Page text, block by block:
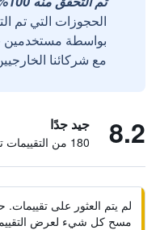
الحجوزات التي تم
مع شركائنا
8.2 جيد جدًا
180 من التقييمات تم التحقق منها
لم يتم العثور على
مسح كل شيء لعرض